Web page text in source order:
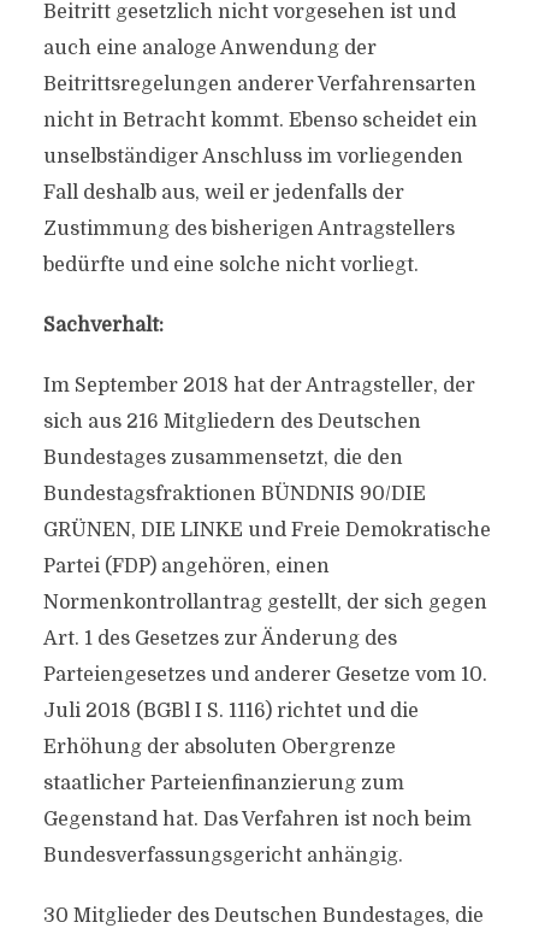
Beitritt gesetzlich nicht vorgesehen ist und
auch eine analoge Anwendung der
Beitrittsregelungen anderer Verfahrensarten
nicht in Betracht kommt. Ebenso scheidet ein
unselbständiger Anschluss im vorliegenden
Fall deshalb aus, weil er jedenfalls der
Zustimmung des bisherigen Antragstellers
bedürfte und eine solche nicht vorliegt.
Sachverhalt:
Im September 2018 hat der Antragsteller, der
sich aus 216 Mitgliedern des Deutschen
Bundestages zusammensetzt, die den
Bundestagsfraktionen BÜNDNIS 90/DIE
GRÜNEN, DIE LINKE und Freie Demokratische
Partei (FDP) angehören, einen
Normenkontrollantrag gestellt, der sich gegen
Art. 1 des Gesetzes zur Änderung des
Parteiengesetzes und anderer Gesetze vom 10.
Juli 2018 (BGBl I S. 1116) richtet und die
Erhöhung der absoluten Obergrenze
staatlicher Parteienfinanzierung zum
Gegenstand hat. Das Verfahren ist noch beim
Bundesverfassungsgericht anhängig.
30 Mitglieder des Deutschen Bundestages, die